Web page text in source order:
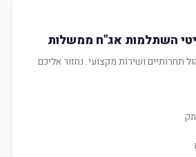
השתלמות אג"ח ממשלות
תחרותיים ושירות מקצועי. נחזור אליכם